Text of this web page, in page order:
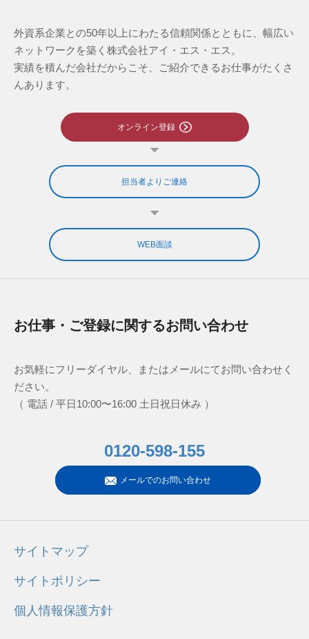
外資系企業との50年以上にわたる信頼関係とともに、幅広い
ネットワークを築く株式会社アイ・エス・エス。
実績を積んだ会社だからこそ、ご紹介できるお仕事がたくさ
んあります。
オンライン登録
担当者よりご連絡
WEB面談
お仕事・ご登録に関するお問い合わせ
お気軽にフリーダイヤル、またはメールにてお問い合わせく
ださい。
（ 電話 / 平日10:00〜16:00 土日祝日休み ）
0120-598-155
メールでのお問い合わせ
サイトマップ
サイトポリシー
個人情報保護方針